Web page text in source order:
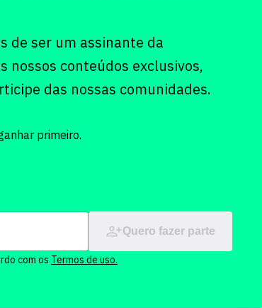
de ser um assinante da
nossos conteúdos exclusivos,
das nossas comunidades.
primeiro.
Quero fazer parte
com os Termos de uso.